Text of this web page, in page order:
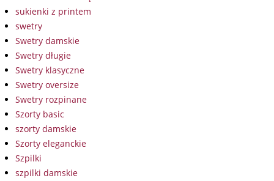
sukienki z printem
swetry
Swetry damskie
Swetry długie
Swetry klasyczne
Swetry oversize
Swetry rozpinane
Szorty basic
szorty damskie
Szorty eleganckie
Szpilki
szpilki damskie